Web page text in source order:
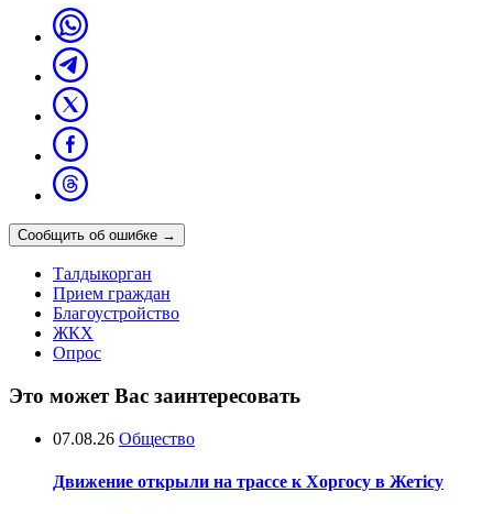
Сообщить об ошибке →
Талдыкорган
Прием граждан
Благоустройство
ЖКХ
Опрос
Это может Вас заинтересовать
07.08.26 Общество
Движение открыли на трассе к Хоргосу в Жетісу